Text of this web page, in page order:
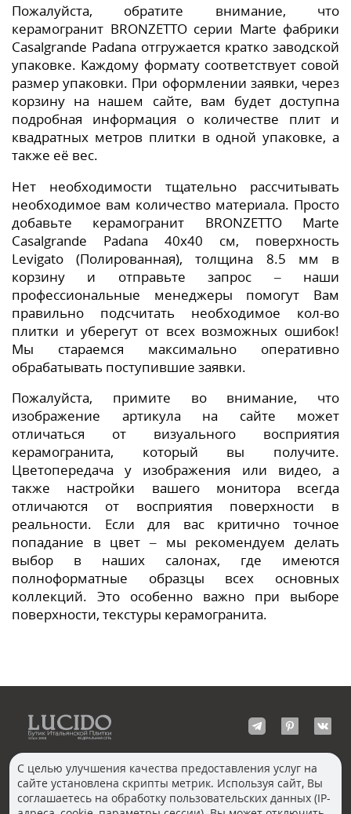
Пожалуйста, обратите внимание, что
керамогранит BRONZETTO серии Marte фабрики
Casalgrande Padana отгружается кратко заводской
упаковке. Каждому формату соответствует совой
размер упаковки. При оформлении заявки, через
корзину на нашем сайте, вам будет доступна
подробная информация о количестве плит и
квадратных метров плитки в одной упаковке, а
также её вес.
Нет необходимости тщательно рассчитывать
необходимое вам количество материала. Просто
добавьте керамогранит BRONZETTO Marte
Casalgrande Padana 40x40 см, поверхность
Levigato (Полированная), толщина 8.5 мм в
корзину и отправьте запрос – наши
профессиональные менеджеры помогут Вам
правильно подсчитать необходимое кол-во
плитки и уберегут от всех возможных ошибок!
Мы стараемся максимально оперативно
обрабатывать поступившие заявки.
Пожалуйста, примите во внимание, что
изображение артикула на сайте может
отличаться от визуального восприятия
керамогранита, который вы получите.
Цветопередача у изображения или видео, а
также настройки вашего монитора всегда
отличаются от восприятия поверхности в
реальности. Если для вас критично точное
попадание в цвет – мы рекомендуем делать
выбор в наших салонах, где имеются
полноформатные образцы всех основных
коллекций. Это особенно важно при выборе
поверхности, текстуры керамогранита.
КОНТАКТЫ
Волгоград
С целью улучшения качества предоставления услуг на
сайте установлена скрипты метрик. Используя сайт, Вы
соглашаетесь на обработку пользовательских данных (IP-